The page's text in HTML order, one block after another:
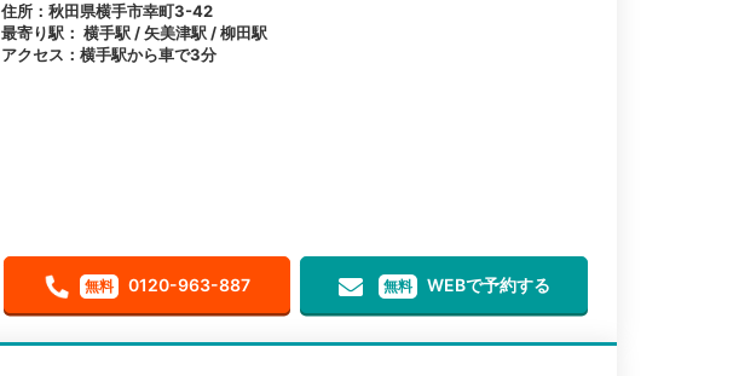
住所：秋田県横手市幸町3-42
最寄り駅： 横手駅 / 矢美津駅 / 柳田駅
アクセス：横手駅から車で3分
無料 0120-963-887 無料 WEBで予約する